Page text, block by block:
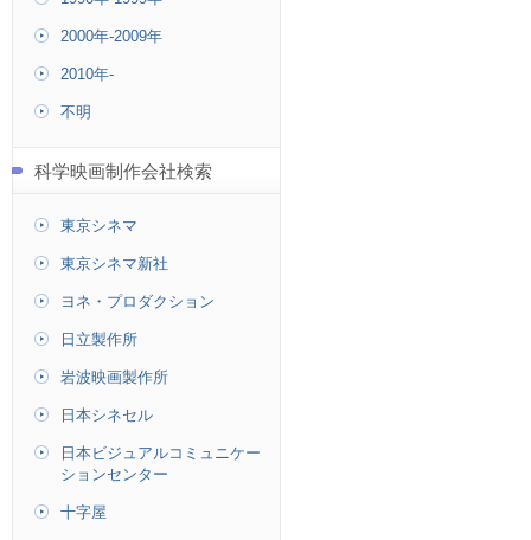
2000年-2009年
2010年-
不明
科学映画制作会社検索
東京シネマ
東京シネマ新社
ヨネ・プロダクション
日立製作所
岩波映画製作所
日本シネセル
日本ビジュアルコミュニケー
ションセンター
十字屋